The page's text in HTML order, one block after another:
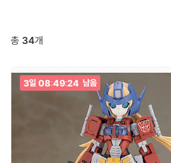
총 34개
3일 08:49:23 남음